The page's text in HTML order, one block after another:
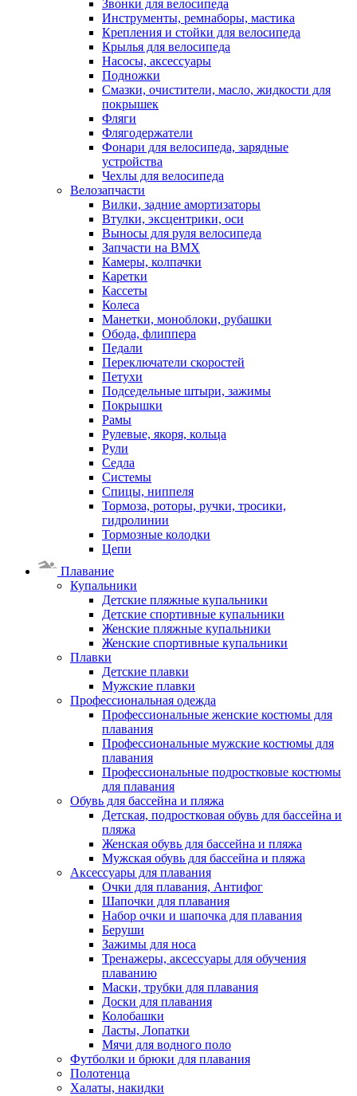
Звонки для велосипеда
Инструменты, ремнаборы, мастика
Крепления и стойки для велосипеда
Крылья для велосипеда
Насосы, аксессуары
Подножки
Смазки, очистители, масло, жидкости для
покрышек
Фляги
Флягодержатели
Фонари для велосипеда, зарядные
устройства
Чехлы для велосипеда
Велозапчасти
Вилки, задние амортизаторы
Втулки, эксцентрики, оси
Выносы для руля велосипеда
Запчасти на BMX
Камеры, колпачки
Каретки
Кассеты
Колеса
Манетки, моноблоки, рубашки
Обода, флиппера
Педали
Переключатели скоростей
Петухи
Подседельные штыри, зажимы
Покрышки
Рамы
Рулевые, якоря, кольца
Рули
Седла
Системы
Спицы, ниппеля
Тормоза, роторы, ручки, тросики,
гидролинии
Тормозные колодки
Цепи
Плавание
Купальники
Детские пляжные купальники
Детские спортивные купальники
Женские пляжные купальники
Женские спортивные купальники
Плавки
Детские плавки
Мужские плавки
Профессиональная одежда
Профессиональные женские костюмы для
плавания
Профессиональные мужские костюмы для
плавания
Профессиональные подростковые костюмы
для плавания
Обувь для бассейна и пляжа
Детская, подростковая обувь для бассейна и
пляжа
Женская обувь для бассейна и пляжа
Мужская обувь для бассейна и пляжа
Аксессуары для плавания
Очки для плавания, Антифог
Шапочки для плавания
Набор очки и шапочка для плавания
Беруши
Зажимы для носа
Тренажеры, аксессуары для обучения
плаванию
Маски, трубки для плавания
Доски для плавания
Колобашки
Ласты, Лопатки
Мячи для водного поло
Футболки и брюки для плавания
Полотенца
Халаты, накидки